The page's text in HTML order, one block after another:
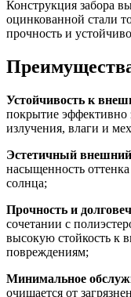
Конструкция забора
оцинкованной стали
прочность и
Устойчивость к
покрытие эффективно
излучения, влаги и
Эстетичный
насыщенность
солнца;
Прочность и
сочетании с
высокую стойкость к
повреждениям;
Минимальное
очищается от